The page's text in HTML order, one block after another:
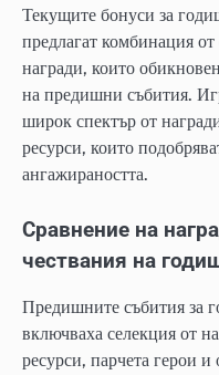
Текущите бонуси за
предлагат комбинация
награди, които
на предишни събития.
широк спектър от
ресурси, които
ангажираността.
Сравнение на
чествания на
Предишните събития за
включваха селекция от
ресурси, парчета герои